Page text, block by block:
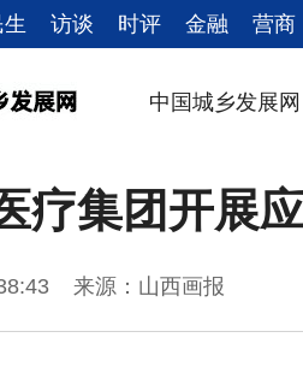
生 访谈 时评 金融 营商
中国城乡发展网
疗集团开展
来源：山西画报